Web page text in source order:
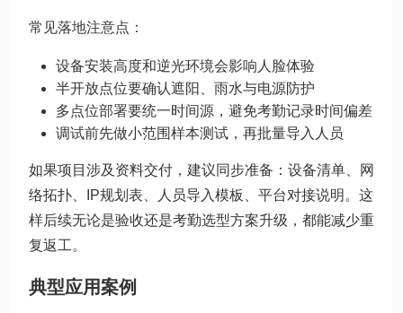
常见落地注意点：
设备安装高度和逆光环境会影响人脸体验
半开放点位要确认遮阳、雨水与电源防护
多点位部署要统一时间源，避免考勤记录时间偏差
调试前先做小范围样本测试，再批量导入人员
如果项目涉及资料交付，建议同步准备：设备清单、网
络拓扑、IP规划表、人员导入模板、平台对接说明。这
样后续无论是验收还是考勤选型方案升级，都能减少重
复返工。
典型应用案例